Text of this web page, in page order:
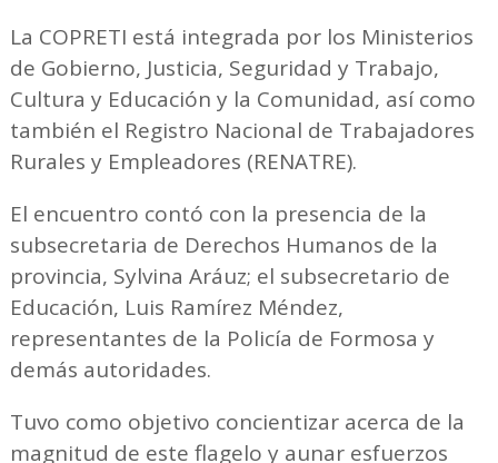
La COPRETI está integrada por los Ministerios
de Gobierno, Justicia, Seguridad y Trabajo,
Cultura y Educación y la Comunidad, así como
también el Registro Nacional de Trabajadores
Rurales y Empleadores (RENATRE).
El encuentro contó con la presencia de la
subsecretaria de Derechos Humanos de la
provincia, Sylvina Aráuz; el subsecretario de
Educación, Luis Ramírez Méndez,
representantes de la Policía de Formosa y
demás autoridades.
Tuvo como objetivo concientizar acerca de la
magnitud de este flagelo y aunar esfuerzos